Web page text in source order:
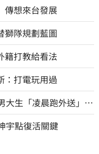
想來台發展
獅隊規劃藍圖
打教給看法
打電玩用過
大生「凌晨跑外送」挨
宇點復活關鍵